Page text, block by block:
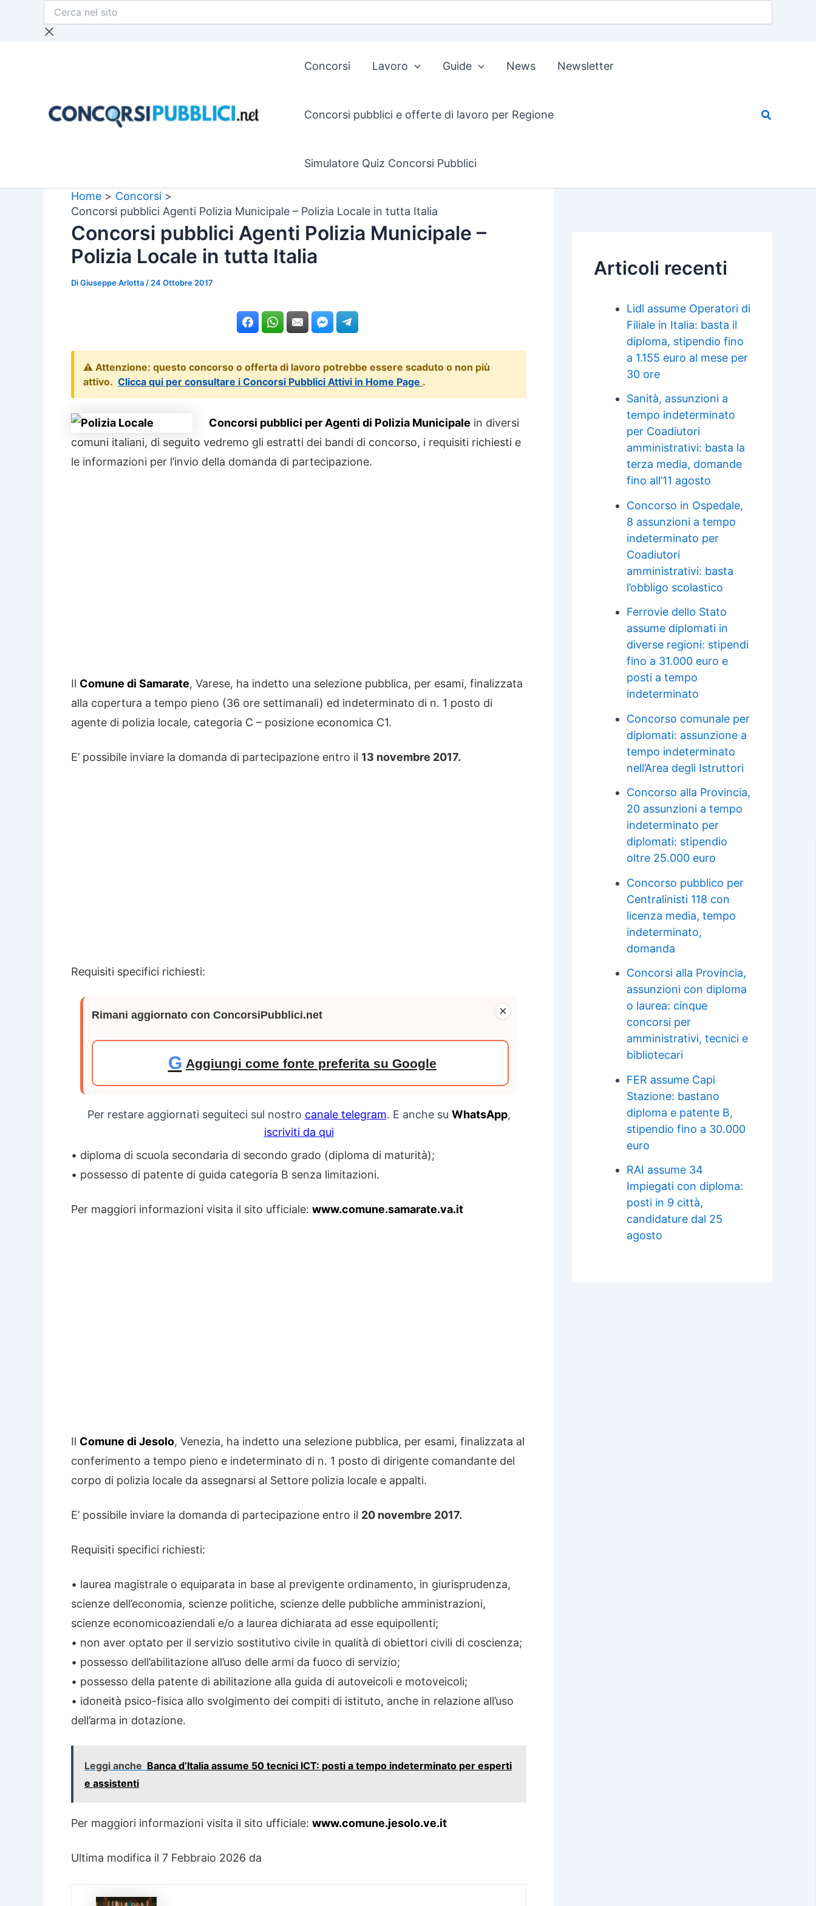
Cerca
sito
Concorsi Lavoro Guide News Newsletter
Concorsi pubblici e offerte di lavoro per Regione
Simulatore Quiz Concorsi Pubblici
Home
Concorsi
Concorsi pubblici Agenti Polizia Municipale – Polizia Locale in tutta Italia
Concorsi pubblici Agenti Polizia Municipale –
Polizia Locale in tutta Italia
DiGiuseppe Arlotta / 24 Ottobre 2017
⚠️ Attenzione: questo concorso o offerta di lavoro potrebbe essere scaduto o non più
attivo. Clicca qui per consultare i Concorsi Pubblici Attivi in Home Page .
Concorsi pubblici per Agenti di Polizia Municipale in diversi
comuni italiani, di seguito vedremo gli estratti dei bandi di concorso, i requisiti richiesti e
le informazioni per l’invio della domanda di partecipazione.
Il Comune di Samarate, Varese, ha indetto una selezione pubblica, per esami, finalizzata
alla copertura a tempo pieno (36 ore settimanali) ed indeterminato di n. 1 posto di
agente di polizia locale, categoria C – posizione economica C1.
E’ possibile inviare la domanda di partecipazione entro il 13 novembre 2017.
Requisiti specifici richiesti:
×
Rimani aggiornato con ConcorsiPubblici.net
G Aggiungi come fonte preferita su Google
Per restare aggiornati seguiteci sul nostro canale telegram. E anche su WhatsApp,
iscriviti da qui
• diploma di scuola secondaria di secondo grado (diploma di maturità);
• possesso di patente di guida categoria B senza limitazioni.
Per maggiori informazioni visita il sito ufficiale: www.comune.samarate.va.it
Il Comune di Jesolo, Venezia, ha indetto una selezione pubblica, per esami, finalizzata al
conferimento a tempo pieno e indeterminato di n. 1 posto di dirigente comandante del
corpo di polizia locale da assegnarsi al Settore polizia locale e appalti.
E’ possibile inviare la domanda di partecipazione entro il 20 novembre 2017.
Requisiti specifici richiesti:
• laurea magistrale o equiparata in base al previgente ordinamento, in giurisprudenza,
scienze dell’economia, scienze politiche, scienze delle pubbliche amministrazioni,
scienze economicoaziendali e/o a laurea dichiarata ad esse equipollenti;
• non aver optato per il servizio sostitutivo civile in qualità di obiettori civili di coscienza;
• possesso dell’abilitazione all’uso delle armi da fuoco di servizio;
• possesso della patente di abilitazione alla guida di autoveicoli e motoveicoli;
• idoneità psico-fisica allo svolgimento dei compiti di istituto, anche in relazione all’uso
dell’arma in dotazione.
Leggi anche Banca d’Italia assume 50 tecnici ICT: posti a tempo indeterminato per esperti
e assistenti
Per maggiori informazioni visita il sito ufficiale: www.comune.jesolo.ve.it
Ultima modifica il 7 Febbraio 2026 da
Articoli recenti
Lidl assume Operatori di
Filiale in Italia: basta il
diploma, stipendio fino
a 1.155 euro al mese per
30 ore
Sanità, assunzioni a
tempo indeterminato
per Coadiutori
amministrativi: basta la
terza media, domande
fino all’11 agosto
Concorso in Ospedale,
8 assunzioni a tempo
indeterminato per
Coadiutori
amministrativi: basta
l’obbligo scolastico
Ferrovie dello Stato
assume diplomati in
diverse regioni: stipendi
fino a 31.000 euro e
posti a tempo
indeterminato
Concorso comunale per
diplomati: assunzione a
tempo indeterminato
nell’Area degli Istruttori
Concorso alla Provincia,
20 assunzioni a tempo
indeterminato per
diplomati: stipendio
oltre 25.000 euro
Concorso pubblico per
Centralinisti 118 con
licenza media, tempo
indeterminato,
domanda
Concorsi alla Provincia,
assunzioni con diploma
o laurea: cinque
concorsi per
amministrativi, tecnici e
bibliotecari
FER assume Capi
Stazione: bastano
diploma e patente B,
stipendio fino a 30.000
euro
RAI assume 34
Impiegati con diploma:
posti in 9 città,
candidature dal 25
agosto